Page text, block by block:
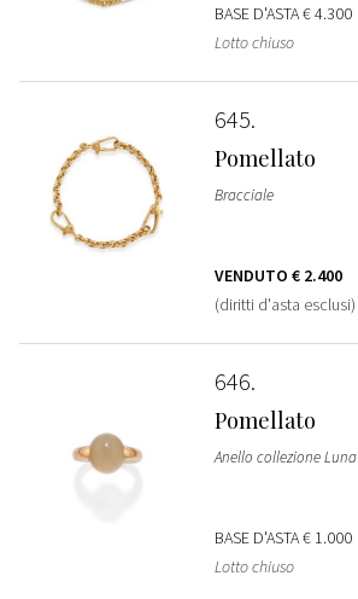
BASE D'ASTA€ 4.300
Lotto chiuso
645
Pomellato
Bracciale
VENDUTO € 2.400
(diritti d'asta esclusi)
646
Pomellato
Anello collezione Luna
BASE D'ASTA€ 1.000
Lotto chiuso